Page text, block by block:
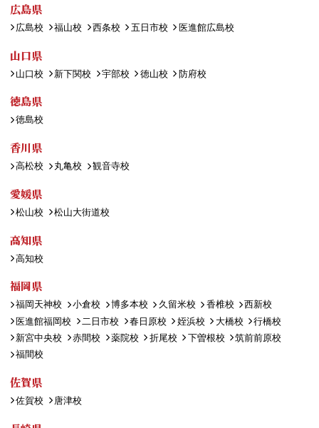
広島県
広島校 福山校 西条校 五日市校 医進館広島校
山口県
山口校 新下関校 宇部校 徳山校 防府校
徳島県
徳島校
香川県
高松校 丸亀校 観音寺校
愛媛県
松山校 松山大街道校
高知県
高知校
福岡県
福岡天神校 小倉校 博多本校 久留米校 香椎校
西新校
医進館福岡校
二日市校 春日原校 姪浜校 大橋校
行橋校
新宮中央校
赤間校 薬院校 折尾校 下曽根校
筑前前原校
福間校
佐賀県
佐賀校 唐津校